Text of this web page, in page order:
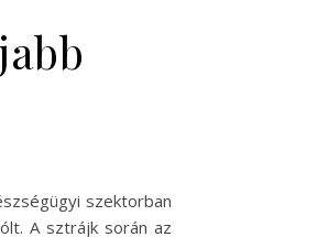
szektorban
A sztrájk során az